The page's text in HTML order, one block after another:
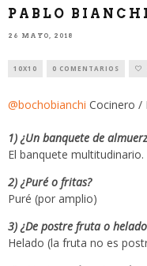
PABLO BIANCHI
26 MAYO, 2018
10X10 0 COMENTARIOS
@bochobianchi Cocinero /
1) ¿Un banquete de
El banquete multitudinario.
2) ¿Puré o fritas?
Puré (por amplio)
3) ¿De postre fruta o
Helado (la fruta no es